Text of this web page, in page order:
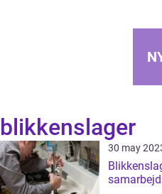
blikkenslager
30 may